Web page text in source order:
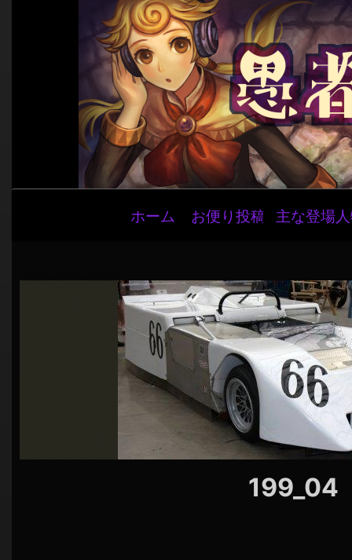
ビ
ゲ
ー
シ
ョ
ン
ホーム お便り投稿 主な登場
199_04